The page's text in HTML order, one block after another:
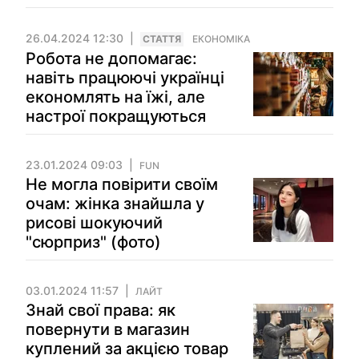
26.04.2024 12:30 СТАТТЯ ЕКОНОМІКА
Робота не допомагає:
навіть працюючі українці
економлять на їжі, але
настрої покращуються
23.01.2024 09:03 FUN
Не могла повірити своїм
очам: жінка знайшла у
рисові шокуючий
"сюрприз" (фото)
03.01.2024 11:57 ЛАЙТ
Знай свої права: як
повернути в магазин
куплений за акцією товар